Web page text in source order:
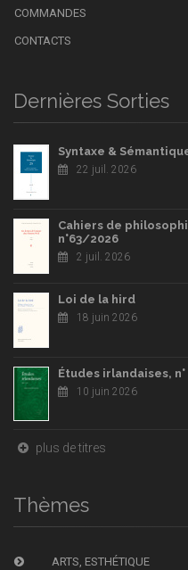
COMMANDES
CONTACTS
Dernières Sorties
Syntaxe &
22 juil. 2026
Cahiers de
n°63/2026
2 juil. 2026
Loi de la hird
18 juin 2026
Études irlandaises,
10 juin 2026
plus de titres
Thèmes
ARTS, ESTHÉTIQUE